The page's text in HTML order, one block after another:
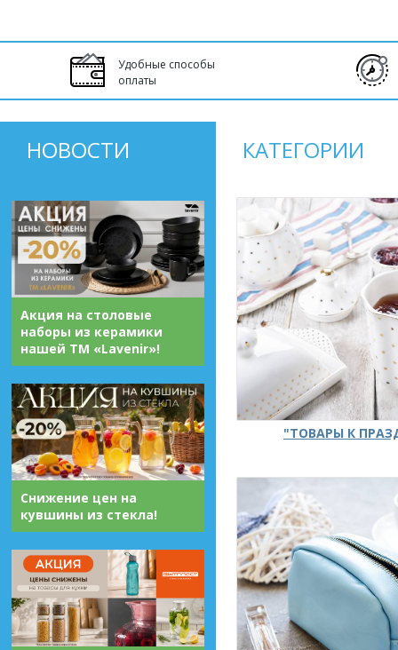
Удобные способы
оплаты
НОВОСТИ
Акция на столовые
наборы из керамики
нашей ТМ «Lavenir»!
Снижение цен на
кувшины из стекла!
КАТЕГОРИИ
"ТОВАРЫ К